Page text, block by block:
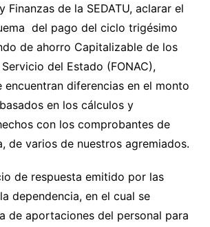
Finanzas de la SEDATU, aclarar el
del pago del ciclo trigésimo
de ahorro Capitalizable de los
del Estado (FONAC),
encuentran diferencias en el monto
en los cálculos y
con los comprobantes de
de varios de nuestros agremiados.
de respuesta emitido por las
dependencia, en el cual se
de aportaciones del personal para